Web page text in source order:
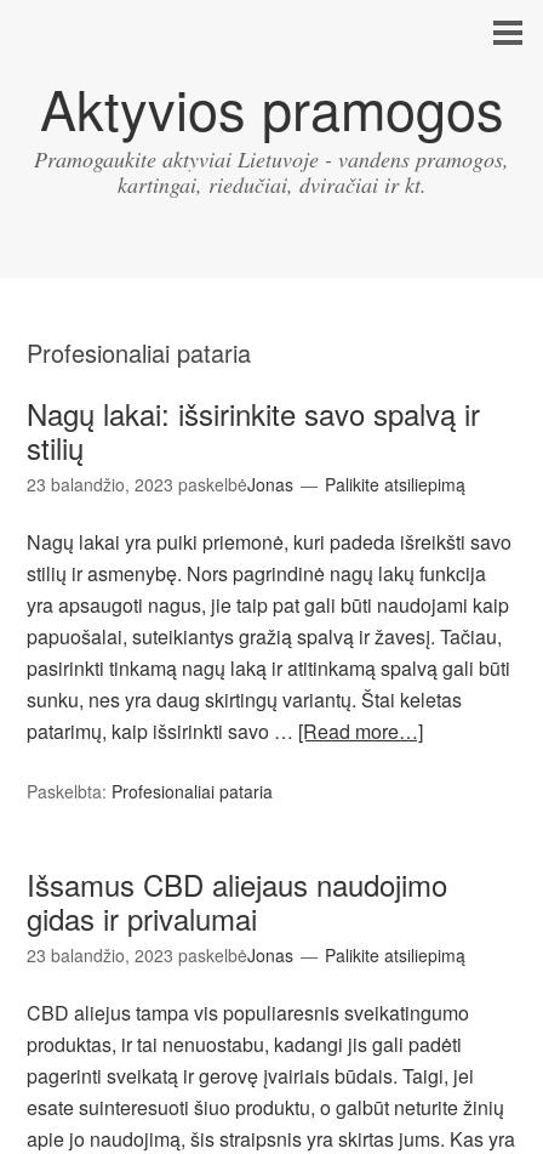
Aktyvios pramogos
Pramogaukite aktyviai Lietuvoje - vandens pramogos,
kartingai, riedučiai, dviračiai ir kt.
Profesionaliai pataria
Nagų lakai: išsirinkite savo spalvą ir
stilių
23 balandžio, 2023 paskelbėJonas Palikite atsiliepimą
Nagų lakai yra puiki priemonė, kuri padeda išreikšti savo
stilių ir asmenybę. Nors pagrindinė nagų lakų funkcija
yra apsaugoti nagus, jie taip pat gali būti naudojami kaip
papuošalai, suteikiantys gražią spalvą ir žavesį. Tačiau,
pasirinkti tinkamą nagų laką ir atitinkamą spalvą gali būti
sunku, nes yra daug skirtingų variantų. Štai keletas
patarimų, kaip išsirinkti savo … [Read more…]
Paskelbta: Profesionaliai pataria
Išsamus CBD aliejaus naudojimo
gidas ir privalumai
23 balandžio, 2023 paskelbėJonas Palikite atsiliepimą
CBD aliejus tampa vis populiaresnis sveikatingumo
produktas, ir tai nenuostabu, kadangi jis gali padėti
pagerinti sveikatą ir gerovę įvairiais būdais. Taigi, jei
esate suinteresuoti šiuo produktu, o galbūt neturite žinių
apie jo naudojimą, šis straipsnis yra skirtas jums. Kas yra